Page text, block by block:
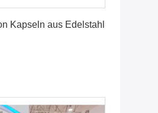
Kapseln aus Edelstahl